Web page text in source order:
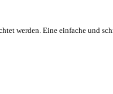
werden. Eine einfache und